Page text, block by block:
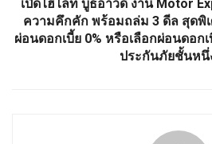
เปิดไฮไลท์ บูธอาวดี้ งาน Motor
ความคึกคัก พร้อมถล่ม 3 ดีล สุดพิ
ผ่อนดอกเบี้ย 0% หรือเลือกผ่อนดอก
ประกันภัยชั้นหนึ่